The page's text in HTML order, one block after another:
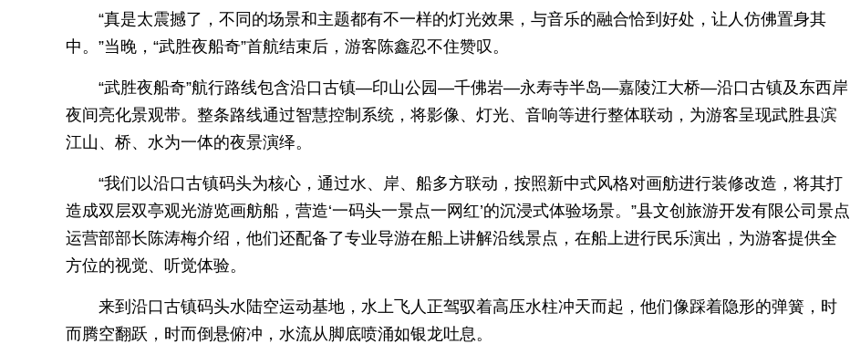
“真是太震撼了，不同的场景和主题都有不一样的灯光效果，与音乐的融合恰到好处，让人仿佛置身其
中。”当晚，“武胜夜船奇”首航结束后，游客陈鑫忍不住赞叹。
“武胜夜船奇”航行路线包含沿口古镇—印山公园—千佛岩—永寿寺半岛—嘉陵江大桥—沿口古镇及东西岸
夜间亮化景观带。整条路线通过智慧控制系统，将影像、灯光、音响等进行整体联动，为游客呈现武胜县滨
江山、桥、水为一体的夜景演绎。
“我们以沿口古镇码头为核心，通过水、岸、船多方联动，按照新中式风格对画舫进行装修改造，将其打
造成双层双亭观光游览画舫船，营造‘一码头一景点一网红’的沉浸式体验场景。”县文创旅游开发有限公司景点
运营部部长陈涛梅介绍，他们还配备了专业导游在船上讲解沿线景点，在船上进行民乐演出，为游客提供全
方位的视觉、听觉体验。
来到沿口古镇码头水陆空运动基地，水上飞人正驾驭着高压水柱冲天而起，他们像踩着隐形的弹簧，时
而腾空翻跃，时而倒悬俯冲，水流从脚底喷涌如银龙吐息。